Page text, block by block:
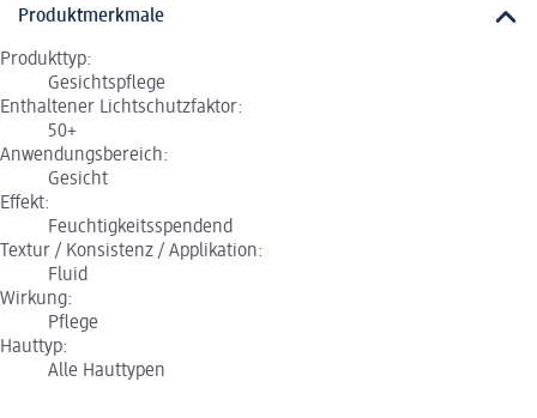
Produktmerkmale
Produkttyp:
Gesichtspflege
Enthaltener Lichtschutzfaktor:
50+
Anwendungsbereich:
Gesicht
Effekt:
Feuchtigkeitsspendend
Textur / Konsistenz / Applikation:
Fluid
Wirkung:
Pflege
Hauttyp:
Alle Hauttypen